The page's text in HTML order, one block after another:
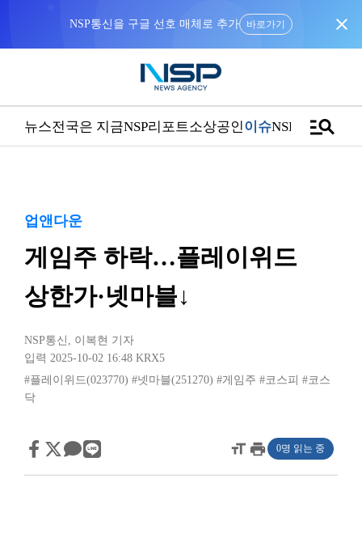
NSP통신을 구글 선호 매체로 추가 바로가기 close
뉴스전국은 지금NSP리포트소상공인이슈NSPTVmanage_search
업앤다운
게임주 하락…플레이위드
상한가·넷마블↓
NSP통신 , 이복현 기자
입력 2025-10-02 16:48 KRX5
#플레이위드(023770) #넷마블(251270) #게임주 #코스피 #코스
닥
format_sizeprint 0명 읽는 중